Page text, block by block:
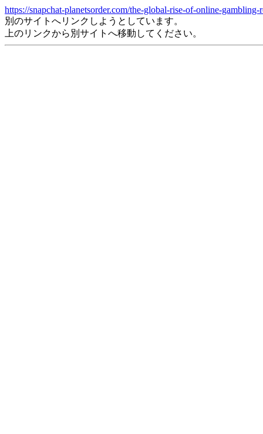
https://snapchat-planetsorder.com/the-global-rise-of-online-
別のサイトへリンクしようとしています。
上のリンクから別サイトへ移動してください。